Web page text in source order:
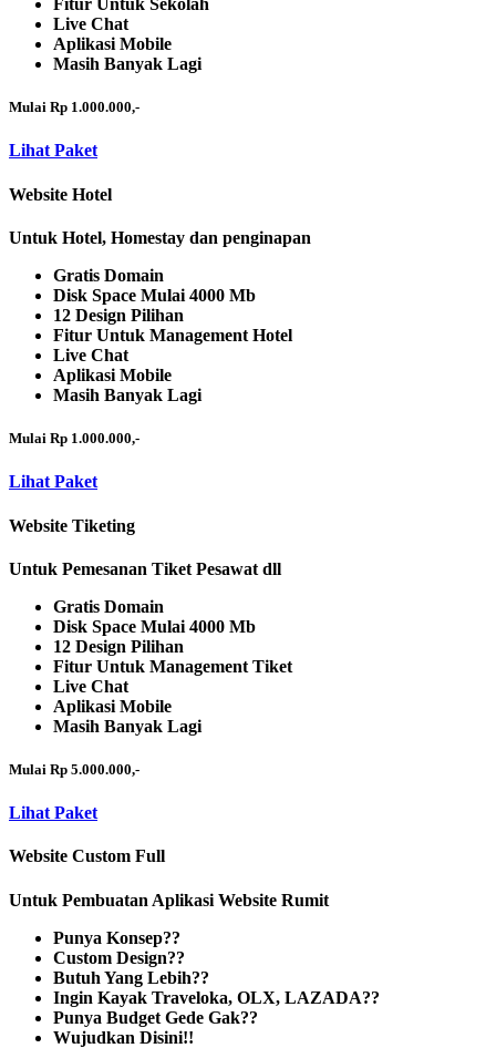
Fitur Untuk Sekolah
Live Chat
Aplikasi Mobile
Masih Banyak Lagi
Mulai Rp 1.000.000,-
Lihat Paket
Website Hotel
Untuk Hotel, Homestay dan penginapan
Gratis Domain
Disk Space Mulai 4000 Mb
12 Design Pilihan
Fitur Untuk Management Hotel
Live Chat
Aplikasi Mobile
Masih Banyak Lagi
Mulai Rp 1.000.000,-
Lihat Paket
Website Tiketing
Untuk Pemesanan Tiket Pesawat dll
Gratis Domain
Disk Space Mulai 4000 Mb
12 Design Pilihan
Fitur Untuk Management Tiket
Live Chat
Aplikasi Mobile
Masih Banyak Lagi
Mulai Rp 5.000.000,-
Lihat Paket
Website Custom Full
Untuk Pembuatan Aplikasi Website Rumit
Punya Konsep??
Custom Design??
Butuh Yang Lebih??
Ingin Kayak Traveloka, OLX, LAZADA??
Punya Budget Gede Gak??
Wujudkan Disini!!